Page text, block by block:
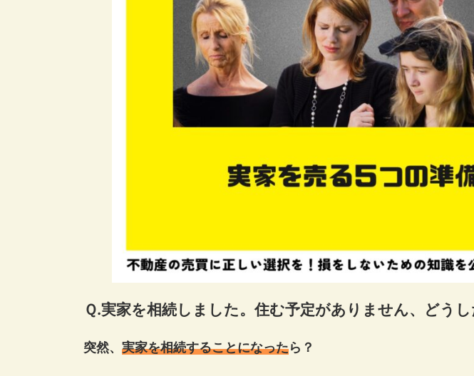
Ｑ.実家を相続しました。住む予定がありません、どう
突然、 実家を相続することになったら？